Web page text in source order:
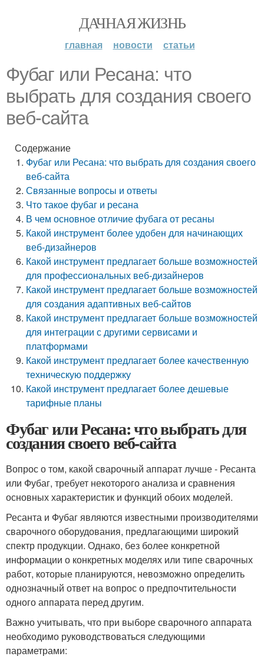
ДАЧНАЯ ЖИЗНЬ
главная новости статьи
Фубаг или Ресана: что
выбрать для создания своего
веб-сайта
Содержание
Фубаг или Ресана: что выбрать для создания своего
веб-сайта
Связанные вопросы и ответы
Что такое фубаг и ресана
В чем основное отличие фубага от ресаны
Какой инструмент более удобен для начинающих
веб-дизайнеров
Какой инструмент предлагает больше возможностей
для профессиональных веб-дизайнеров
Какой инструмент предлагает больше возможностей
для создания адаптивных веб-сайтов
Какой инструмент предлагает больше возможностей
для интеграции с другими сервисами и
платформами
Какой инструмент предлагает более качественную
техническую поддержку
Какой инструмент предлагает более дешевые
тарифные планы
Фубаг или Ресана: что выбрать для
создания своего веб-сайта
Вопрос о том, какой сварочный аппарат лучше - Ресанта
или Фубаг, требует некоторого анализа и сравнения
основных характеристик и функций обоих моделей.
Ресанта и Фубаг являются известными производителями
сварочного оборудования, предлагающими широкий
спектр продукции. Однако, без более конкретной
информации о конкретных моделях или типе сварочных
работ, которые планируются, невозможно определить
однозначный ответ на вопрос о предпочтительности
одного аппарата перед другим.
Важно учитывать, что при выборе сварочного аппарата
необходимо руководствоваться следующими
параметрами: